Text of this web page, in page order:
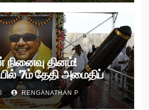
தினம்!
7ம் தேதி அமைதிப்
RENGANATHAN P